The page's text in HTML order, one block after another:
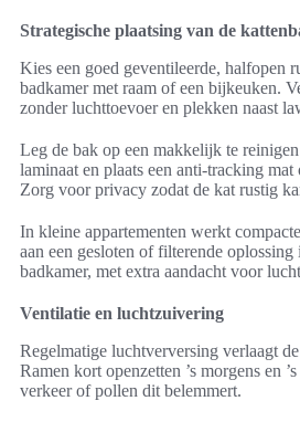
Strategische plaatsing van de
Kies een goed geventileerde, halfopen
badkamer met raam of een bijkeuken.
zonder luchttoevoer en plekken naast
Leg de bak op een makkelijk te
laminaat en plaats een anti-tracking
Zorg voor privacy zodat de kat rustig
In kleine appartementen werkt
aan een gesloten of filterende
badkamer, met extra aandacht voor
Ventilatie en luchtzuivering
Regelmatige luchtverversing verlaagt
Ramen kort openzetten ’s morgens en
verkeer of pollen dit belemmert.